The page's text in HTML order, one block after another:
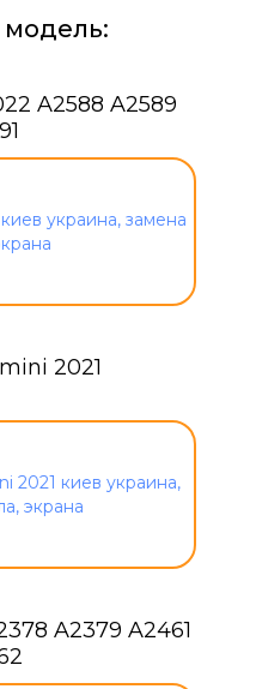
A2588 A2589
2021
A2379 A2461